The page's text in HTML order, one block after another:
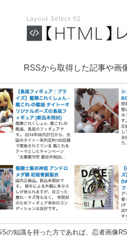
RSSから取得した記事や画
の知識を持った方であれば、忍者画像